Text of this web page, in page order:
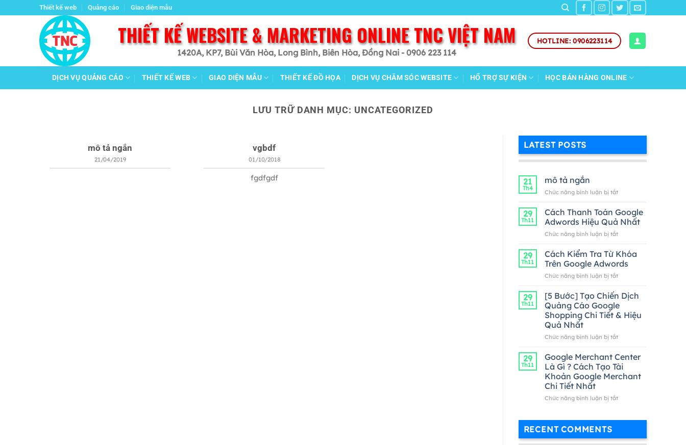
đến
Thiết kế web Quảng cáo Giao diện mẫu
THIẾT KẾ WEBSITE & MARKETING ONLINE TNC VIỆT NAM
1420A, KP7, Bùi Văn Hòa, Long Bình, Biên Hòa, Đồng Nai - 0906 223 114
HOTLINE: 0906223114
DỊCH VỤ QUẢNG CÁO THIẾT KẾ WEB GIAO DIỆN MẪU THIẾT KẾ ĐỒ HỌA DỊCH VỤ CHĂM SÓC WEBSITE HỔ TRỢ SỰ KIỆN HỌC BÁN HÀNG ONLINE
LƯU TRỮ DANH MỤC: UNCATEGORIZED
mô tả ngắn
21/04/2019
vgbdf
01/10/2018
fgdfgdf
LATEST POSTS
21
Th4
mô tả ngắn
Chức năng bình luận bị tắtở
tả
ngắn
29
Th11
Cách Thanh Toán Google
Adwords Hiệu Quả Nhất
Chức năng bình luận bị tắtở
Thanh
Toán
Google
Adwords
Quả
Nhất
29
Th11
Cách Kiểm Tra Từ Khóa
Trên Google Adwords
Chức năng bình luận bị tắtở
Kiểm
Tra
Từ
Khóa
Google
29
Th11
[5 Bước] Tạo Chiến Dịch
Quảng Cáo Google
Shopping Chi Tiết & Hiệu
Quả Nhất
Chức năng bình luận bị tắtở
Bước]
Tạo
Chiến
Dịch
Cáo
&
29
Th11
Google Merchant Center
Là Gì ? Cách Tạo Tài
Khoản Google Merchant
Chi Tiết Nhất
Chức năng bình luận bị tắtở
Gì
RECENT COMMENTS